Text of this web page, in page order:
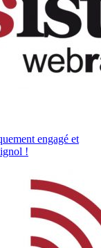
engagé et
!